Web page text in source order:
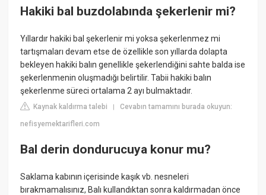
Hakiki bal buzdolabında şekerlenir mi?
Yıllardır hakiki bal şekerlenir mi yoksa şekerlenmez mi
tartışmaları devam etse de özellikle son yıllarda dolapta
bekleyen hakiki balın genellikle şekerlendiğini sahte balda ise
şekerlenmenin oluşmadığı belirtilir. Tabii hakiki balın
şekerlenme süreci ortalama 2 ayı bulmaktadır.
Kaynak kaldırma talebi |Cevabın tamamını burada okuyun:
nefisyemektarifleri.com
Bal derin dondurucuya konur mu?
Saklama kabının içerisinde kaşık vb. nesneleri
bırakmamalısınız, Balı kullandıktan sonra kaldırmadan önce